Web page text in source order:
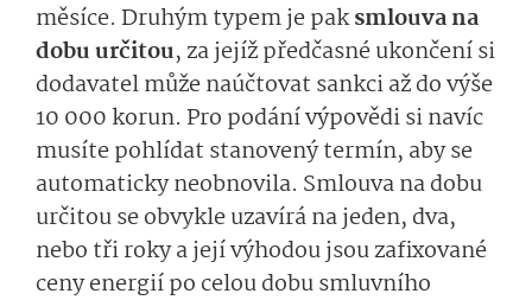
měsíce. Druhým typem je paksmlouva na
dobu určitou, za jejíž předčasné ukončení si
dodavatel může naúčtovat sankci až do výše
10 000 korun. Pro podání výpovědi si navíc
musíte pohlídat stanovený termín, aby se
automaticky neobnovila. Smlouva na dobu
určitou se obvykle uzavírá na jeden, dva,
nebo tři roky a její výhodou jsou zafixované
ceny energií po celou dobu smluvního